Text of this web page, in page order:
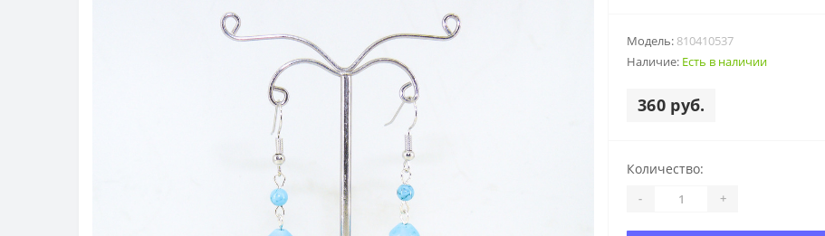
Модель: 810410537
Наличие: Есть в наличии
360 руб.
Количество:
- +